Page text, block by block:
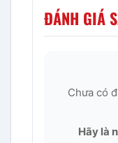
ĐÁNH GIÁ
Chưa có
Hãy là